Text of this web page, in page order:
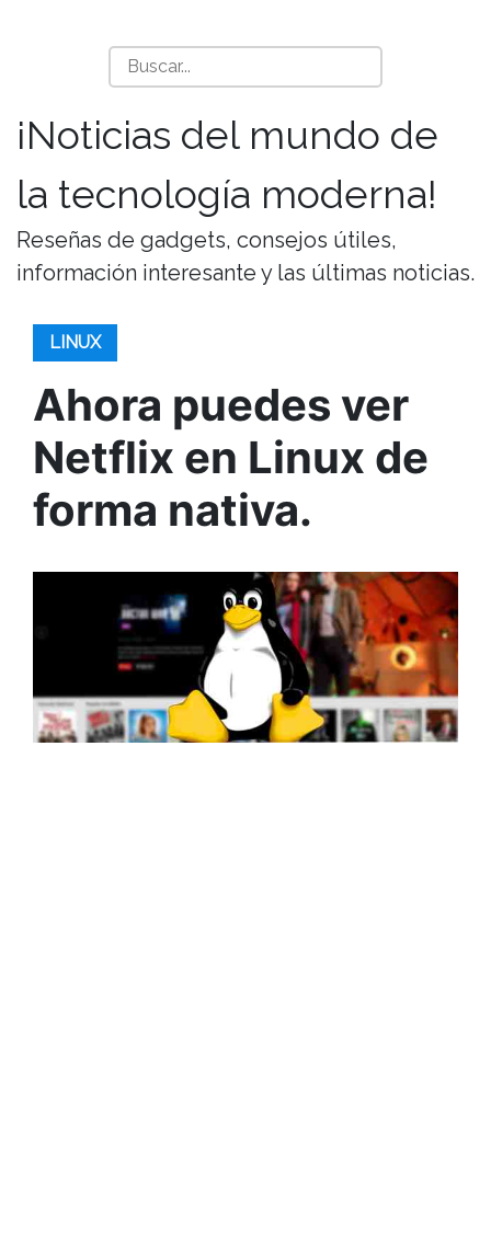
¡Noticias del mundo de
la tecnología moderna!
Reseñas de gadgets, consejos útiles,
información interesante y las últimas noticias.
LINUX
Ahora puedes ver
Netflix en Linux de
forma nativa.